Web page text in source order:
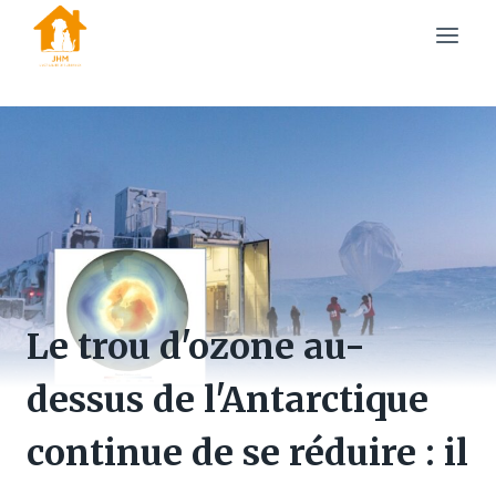
content
Le trou d'ozone au-
dessus de l'Antarctique
continue de se réduire : il